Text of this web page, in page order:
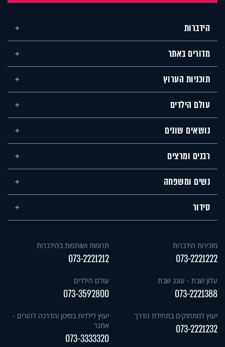
הידברות
מדורים באתר
תוכניות הערוץ
עולם הילדים
נושאים שונים
רבנים ומרצים
נשים ומשפחה
סידור
מזכירות הידברות
073-2221222
תרומות ושותפות בהידברות
073-2221212
עלון שבת - עונג שבת
073-2221388
עולם הילדים
073-3592800
יעוץ למתחזקים בתחילת הדרך
073-2221232
יעוץ לילדות בסיכון והדרכה להורים -
אתגר
073-3333320